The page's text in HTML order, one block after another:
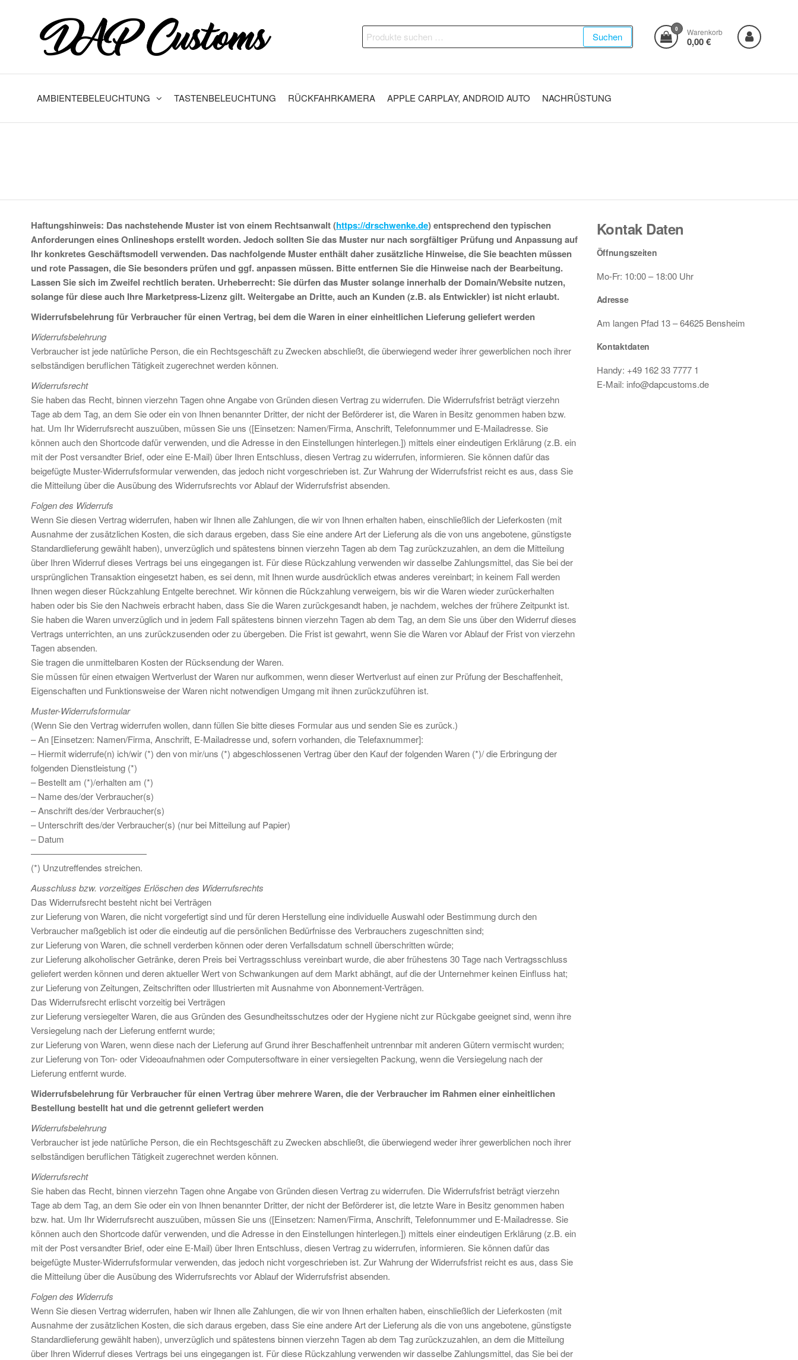
DAP
Customs
Fahrzeugveredelung –
Ambientebeleuchtung,
Nachrüstungen und
Suchen
nach:
Suchen
0 Warenkorb
0,00 €
AMBIENTEBELEUCHTUNG TASTENBELEUCHTUNG RÜCKFAHRKAMERA APPLE CARPLAY, ANDROID AUTO NACHRÜSTUNG
Haftungshinweis: Das nachstehende Muster ist von einem Rechtsanwalt (https://drschwenke.de) entsprechend den typischen
Anforderungen eines Onlineshops erstellt worden. Jedoch sollten Sie das Muster nur nach sorgfältiger Prüfung und Anpassung auf
Ihr konkretes Geschäftsmodell verwenden. Das nachfolgende Muster enthält daher zusätzliche Hinweise, die Sie beachten müssen
und rote Passagen, die Sie besonders prüfen und ggf. anpassen müssen. Bitte entfernen Sie die Hinweise nach der Bearbeitung.
Lassen Sie sich im Zweifel rechtlich beraten. Urheberrecht: Sie dürfen das Muster solange innerhalb der Domain/Website nutzen,
solange für diese auch Ihre Marketpress-Lizenz gilt. Weitergabe an Dritte, auch an Kunden (z.B. als Entwickler) ist nicht erlaubt.
Widerrufsbelehrung für Verbraucher für einen Vertrag, bei dem die Waren in einer einheitlichen Lieferung geliefert werden
Widerrufsbelehrung
Verbraucher ist jede natürliche Person, die ein Rechtsgeschäft zu Zwecken abschließt, die überwiegend weder ihrer gewerblichen noch ihrer
selbständigen beruflichen Tätigkeit zugerechnet werden können.
Widerrufsrecht
Sie haben das Recht, binnen vierzehn Tagen ohne Angabe von Gründen diesen Vertrag zu widerrufen. Die Widerrufsfrist beträgt vierzehn
Tage ab dem Tag, an dem Sie oder ein von Ihnen benannter Dritter, der nicht der Beförderer ist, die Waren in Besitz genommen haben bzw.
hat. Um Ihr Widerrufsrecht auszuüben, müssen Sie uns ([Einsetzen: Namen/Firma, Anschrift, Telefonnummer und E-Mailadresse. Sie
können auch den Shortcode dafür verwenden, und die Adresse in den Einstellungen hinterlegen.]) mittels einer eindeutigen Erklärung (z.B. ein
mit der Post versandter Brief, oder eine E-Mail) über Ihren Entschluss, diesen Vertrag zu widerrufen, informieren. Sie können dafür das
beigefügte Muster-Widerrufsformular verwenden, das jedoch nicht vorgeschrieben ist. Zur Wahrung der Widerrufsfrist reicht es aus, dass Sie
die Mitteilung über die Ausübung des Widerrufsrechts vor Ablauf der Widerrufsfrist absenden.
Folgen des Widerrufs
Wenn Sie diesen Vertrag widerrufen, haben wir Ihnen alle Zahlungen, die wir von Ihnen erhalten haben, einschließlich der Lieferkosten (mit
Ausnahme der zusätzlichen Kosten, die sich daraus ergeben, dass Sie eine andere Art der Lieferung als die von uns angebotene, günstigste
Standardlieferung gewählt haben), unverzüglich und spätestens binnen vierzehn Tagen ab dem Tag zurückzuzahlen, an dem die Mitteilung
über Ihren Widerruf dieses Vertrags bei uns eingegangen ist. Für diese Rückzahlung verwenden wir dasselbe Zahlungsmittel, das Sie bei der
ursprünglichen Transaktion eingesetzt haben, es sei denn, mit Ihnen wurde ausdrücklich etwas anderes vereinbart; in keinem Fall werden
Ihnen wegen dieser Rückzahlung Entgelte berechnet. Wir können die Rückzahlung verweigern, bis wir die Waren wieder zurückerhalten
haben oder bis Sie den Nachweis erbracht haben, dass Sie die Waren zurückgesandt haben, je nachdem, welches der frühere Zeitpunkt ist.
Sie haben die Waren unverzüglich und in jedem Fall spätestens binnen vierzehn Tagen ab dem Tag, an dem Sie uns über den Widerruf dieses
Vertrags unterrichten, an uns zurückzusenden oder zu übergeben. Die Frist ist gewahrt, wenn Sie die Waren vor Ablauf der Frist von vierzehn
Tagen absenden.
Sie tragen die unmittelbaren Kosten der Rücksendung der Waren.
Sie müssen für einen etwaigen Wertverlust der Waren nur aufkommen, wenn dieser Wertverlust auf einen zur Prüfung der Beschaffenheit,
Eigenschaften und Funktionsweise der Waren nicht notwendigen Umgang mit ihnen zurückzuführen ist.
Muster-Widerrufsformular
(Wenn Sie den Vertrag widerrufen wollen, dann füllen Sie bitte dieses Formular aus und senden Sie es zurück.)
– An [Einsetzen: Namen/Firma, Anschrift, E-Mailadresse und, sofern vorhanden, die Telefaxnummer]:
– Hiermit widerrufe(n) ich/wir (*) den von mir/uns (*) abgeschlossenen Vertrag über den Kauf der folgenden Waren (*)/ die Erbringung der
folgenden Dienstleistung (*)
– Bestellt am (*)/erhalten am (*)
– Name des/der Verbraucher(s)
– Anschrift des/der Verbraucher(s)
– Unterschrift des/der Verbraucher(s) (nur bei Mitteilung auf Papier)
– Datum
—————————————
(*) Unzutreffendes streichen.
Ausschluss bzw. vorzeitiges Erlöschen des Widerrufsrechts
Das Widerrufsrecht besteht nicht bei Verträgen
zur Lieferung von Waren, die nicht vorgefertigt sind und für deren Herstellung eine individuelle Auswahl oder Bestimmung durch den
Verbraucher maßgeblich ist oder die eindeutig auf die persönlichen Bedürfnisse des Verbrauchers zugeschnitten sind;
zur Lieferung von Waren, die schnell verderben können oder deren Verfallsdatum schnell überschritten würde;
zur Lieferung alkoholischer Getränke, deren Preis bei Vertragsschluss vereinbart wurde, die aber frühestens 30 Tage nach Vertragsschluss
geliefert werden können und deren aktueller Wert von Schwankungen auf dem Markt abhängt, auf die der Unternehmer keinen Einfluss hat;
zur Lieferung von Zeitungen, Zeitschriften oder Illustrierten mit Ausnahme von Abonnement-Verträgen.
Das Widerrufsrecht erlischt vorzeitig bei Verträgen
zur Lieferung versiegelter Waren, die aus Gründen des Gesundheitsschutzes oder der Hygiene nicht zur Rückgabe geeignet sind, wenn ihre
Versiegelung nach der Lieferung entfernt wurde;
zur Lieferung von Waren, wenn diese nach der Lieferung auf Grund ihrer Beschaffenheit untrennbar mit anderen Gütern vermischt wurden;
zur Lieferung von Ton- oder Videoaufnahmen oder Computersoftware in einer versiegelten Packung, wenn die Versiegelung nach der
Lieferung entfernt wurde.
Widerrufsbelehrung für Verbraucher für einen Vertrag über mehrere Waren, die der Verbraucher im Rahmen einer einheitlichen
Bestellung bestellt hat und die getrennt geliefert werden
Widerrufsbelehrung
Verbraucher ist jede natürliche Person, die ein Rechtsgeschäft zu Zwecken abschließt, die überwiegend weder ihrer gewerblichen noch ihrer
selbständigen beruflichen Tätigkeit zugerechnet werden können.
Widerrufsrecht
Sie haben das Recht, binnen vierzehn Tagen ohne Angabe von Gründen diesen Vertrag zu widerrufen. Die Widerrufsfrist beträgt vierzehn
Tage ab dem Tag, an dem Sie oder ein von Ihnen benannter Dritter, der nicht der Beförderer ist, die letzte Ware in Besitz genommen haben
bzw. hat. Um Ihr Widerrufsrecht auszuüben, müssen Sie uns ([Einsetzen: Namen/Firma, Anschrift, Telefonnummer und E-Mailadresse. Sie
können auch den Shortcode dafür verwenden, und die Adresse in den Einstellungen hinterlegen.]) mittels einer eindeutigen Erklärung (z.B. ein
mit der Post versandter Brief, oder eine E-Mail) über Ihren Entschluss, diesen Vertrag zu widerrufen, informieren. Sie können dafür das
beigefügte Muster-Widerrufsformular verwenden, das jedoch nicht vorgeschrieben ist. Zur Wahrung der Widerrufsfrist reicht es aus, dass Sie
die Mitteilung über die Ausübung des Widerrufsrechts vor Ablauf der Widerrufsfrist absenden.
Folgen des Widerrufs
Wenn Sie diesen Vertrag widerrufen, haben wir Ihnen alle Zahlungen, die wir von Ihnen erhalten haben, einschließlich der Lieferkosten (mit
Ausnahme der zusätzlichen Kosten, die sich daraus ergeben, dass Sie eine andere Art der Lieferung als die von uns angebotene, günstigste
Standardlieferung gewählt haben), unverzüglich und spätestens binnen vierzehn Tagen ab dem Tag zurückzuzahlen, an dem die Mitteilung
über Ihren Widerruf dieses Vertrags bei uns eingegangen ist. Für diese Rückzahlung verwenden wir dasselbe Zahlungsmittel, das Sie bei der
Kontak Daten
Öffnungszeiten
Mo-Fr: 10:00 – 18:00 Uhr
Adresse
Am langen Pfad 13 – 64625 Bensheim
Kontaktdaten
Handy: +49 162 33 7777 1
E-Mail: info@dapcustoms.de